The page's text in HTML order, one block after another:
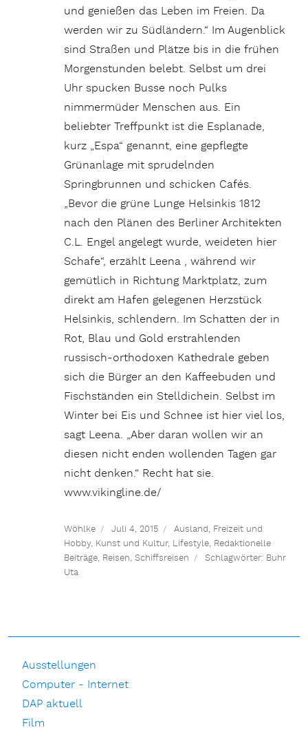
und genießen das Leben im Freien. Da
werden wir zu Südländern.“ Im Augenblick
sind Straßen und Plätze bis in die frühen
Morgenstunden belebt. Selbst um drei
Uhr spucken Busse noch Pulks
nimmermüder Menschen aus. Ein
beliebter Treffpunkt ist die Esplanade,
kurz „Espa“ genannt, eine gepflegte
Grünanlage mit sprudelnden
Springbrunnen und schicken Cafés.
„Bevor die grüne Lunge Helsinkis 1812
nach den Plänen des Berliner Architekten
C.L. Engel angelegt wurde, weideten hier
Schafe“, erzählt Leena , während wir
gemütlich in Richtung Marktplatz, zum
direkt am Hafen gelegenen Herzstück
Helsinkis, schlendern. Im Schatten der in
Rot, Blau und Gold erstrahlenden
russisch-orthodoxen Kathedrale geben
sich die Bürger an den Kaffeebuden und
Fischständen ein Stelldichein. Selbst im
Winter bei Eis und Schnee ist hier viel los,
sagt Leena. „Aber daran wollen wir an
diesen nicht enden wollenden Tagen gar
nicht denken.“ Recht hat sie.
www.vikingline.de/
Wöhlke Juli 4, 2015 Ausland, Freizeit und
Hobby, Kunst und Kultur, Lifestyle, Redaktionelle
Beiträge, Reisen, Schiffsreisen Schlagwörter: Buhr
Uta
Ausstellungen
Computer - Internet
DAP aktuell
Film